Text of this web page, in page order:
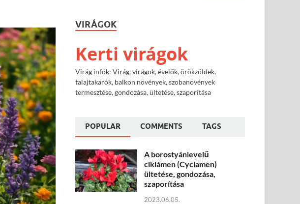
VIRÁGOK
Kerti virágok
Virág infók: Virág, virágok, évelők, örökzöldek,
talajtakarók, balkon növények, szobanövények
termesztése, gondozása, ültetése, szaporítása
POPULAR COMMENTS TAGS
A borostyánlevelű
ciklámen (Cyclamen)
ültetése, gondozása,
szaporítása
2023.06.05.